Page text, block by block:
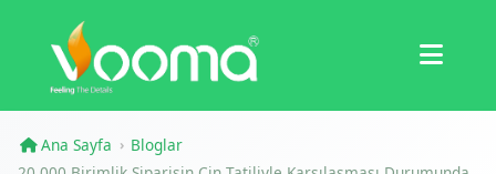
Sertifikalar
Vaka Çalışması
Ana Sayfa › Bloglar